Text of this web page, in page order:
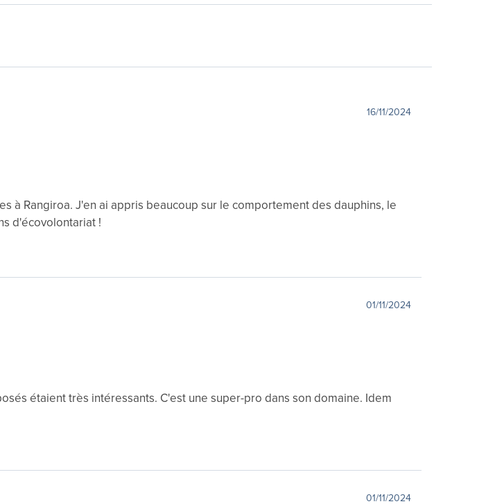
16/11/2024
à Rangiroa. J'en ai appris beaucoup sur le comportement des dauphins, le
d'écovolontariat !
01/11/2024
étaient très intéressants. C'est une super-pro dans son domaine. Idem
01/11/2024